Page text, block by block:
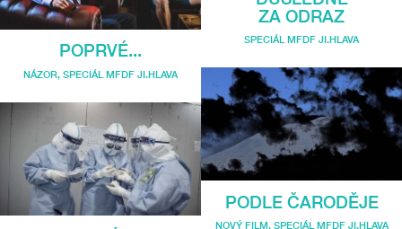
POPRVÉ...
NÁZOR SPECIÁL MFDF JI.HLAVA
ZA ODRAZ
SPECIÁL MFDF JI.HLAVA
PODLE ČARODĚJE
NOVÝ FILM, SPECIÁL MFDF JI.HLAVA